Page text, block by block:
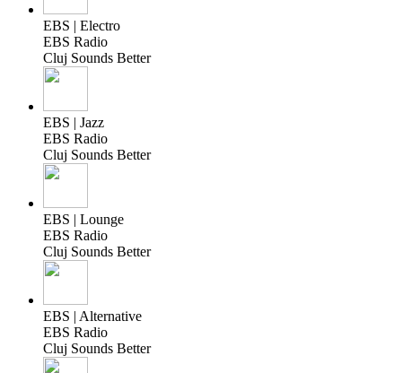
EBS | Electro
EBS Radio
Cluj Sounds Better
EBS | Jazz
EBS Radio
Cluj Sounds Better
EBS | Lounge
EBS Radio
Cluj Sounds Better
EBS | Alternative
EBS Radio
Cluj Sounds Better